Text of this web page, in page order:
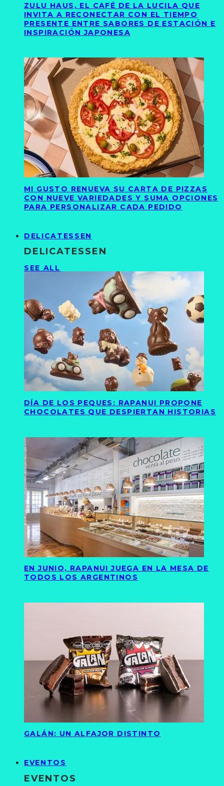
ZULU HAUS, EL CAFÉ DE LA LUCILA QUE
INVITA A RECONECTAR CON EL TIEMPO
PRESENTE ENTRE SABORES DE ESTACIÓN E
INSPIRACIÓN JAPONESA
MI GUSTO RENUEVA SU CARTA DE PIZZAS
CON NUEVE VARIEDADES Y SUMA OPCIONES
PARA PERSONALIZAR CADA PEDIDO
DELICATESSEN
DELICATESSEN
SEE ALL
DÍA DE LOS PEQUES: RAPANUI PROPONE
CHOCOLATES QUE DESPIERTAN HISTORIAS
EN JUNIO, RAPANUI JUEGA EN LA MESA DE
TODOS LOS ARGENTINOS
GALÁN: UN ALFAJOR DISTINTO
EVENTOS
EVENTOS